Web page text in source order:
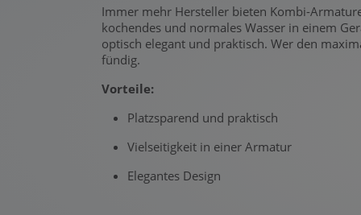
Immer mehr Hersteller bieten Kombi-
kochendes und normales Wasser in einem
optisch elegant und praktisch. Wer den
fündig.
Vorteile:
Platzsparend und praktisch
Vielseitigkeit in einer Armatur
Elegantes Design